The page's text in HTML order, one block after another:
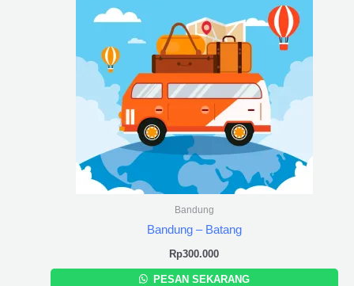
Bandung
Bandung – Batang
Rp300.000
PESAN SEKARANG